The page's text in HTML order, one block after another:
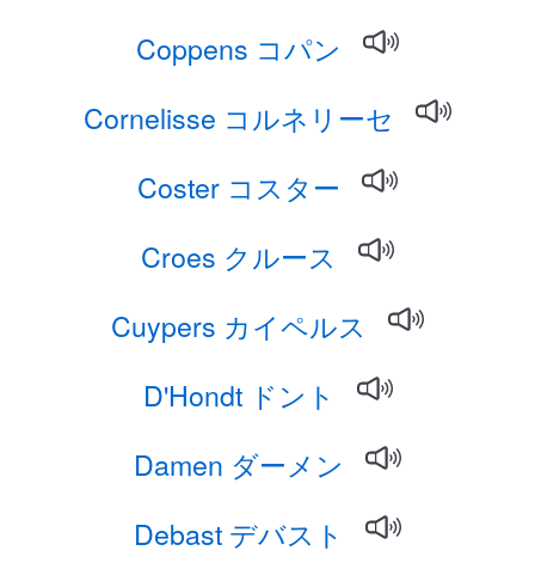
Coppens コパン
Cornelisse コルネリーセ
Coster コスター
Croes クルース
Cuypers カイペルス
D'Hondt ドント
Damen ダーメン
Debast デバスト